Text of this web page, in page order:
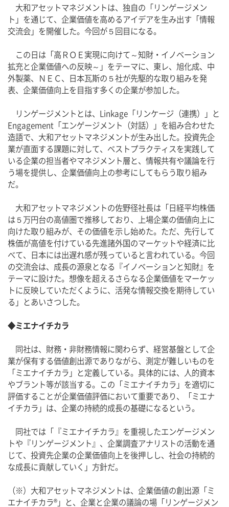
大和アセットマネジメントは、独自の「リンゲージメン
ト」を通じて、企業価値を高めるアイデアを生み出す「情報
交流会」を開催した。今回が５回目になる。
この日は「高ＲＯＥ実現に向けて～知財・イノベーション
拡充と企業価値への反映～」をテーマに、東レ、旭化成、中
外製薬、ＮＥＣ、日本瓦斯の５社が先駆的な取り組みを発
表、企業価値向上を目指す多くの企業が参加した。
リンゲージメントとは、Linkage「リンケージ（連携）」と
Engagement「エンゲージメント（対話）」を組み合わせた
造語で、大和アセットマネジメントが生み出した。投資先企
業が直面する課題に対して、ベストプラクティスを実践して
いる企業の担当者やマネジメント層と、情報共有や議論を行
う場を提供し、企業価値向上の参考にしてもらう取り組み
だ。
大和アセットマネジメントの佐野径社長は「日経平均株価
は５万円台の高値圏で推移しており、上場企業の価値向上に
向けた取り組みが、その価値を示し始めた。ただ、先行して
株価が高値を付けている先進諸外国のマーケットや経済に比
べて、日本には出遅れ感が残っていると言われている。今回
の交流会は、成長の源泉となる『イノベーションと知財』を
テーマに設けた。想像を超えるさらなる企業価値をマーケッ
トに反映していただくように、活発な情報交換を期待してい
る」とあいさつした。
◆ミエナイチカラ
同社は、財務・非財務情報に関わらず、経営基盤として企
業が保有する価値創出源でありながら、測定が難しいものを
「ミエナイチカラ」と 定義している。具体的には、人的資本
やブラント等が該当する。この「ミエナイチカラ」を適切に
評価することが企業価値評価において重要であり、「ミエナ
イチカラ」は、企業の持続的成長の基礎になるという。
同社では「『ミエナイチカラ』を重視したエンゲージメン
トや『リンゲージメント』、企業調査アナリストの活動を通
じて、投資先企業の企業価値向上を後押しし、社会の持続的
な成長に貢献していく」方針だ。
（※）大和アセットマネジメントは、企業価値の創出源「ミ
エナイチカラ®」と、企業と企業の議論の場「リンゲージメン